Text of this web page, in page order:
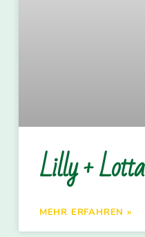
Lilly + Lotta
MEHR ERFAHREN »